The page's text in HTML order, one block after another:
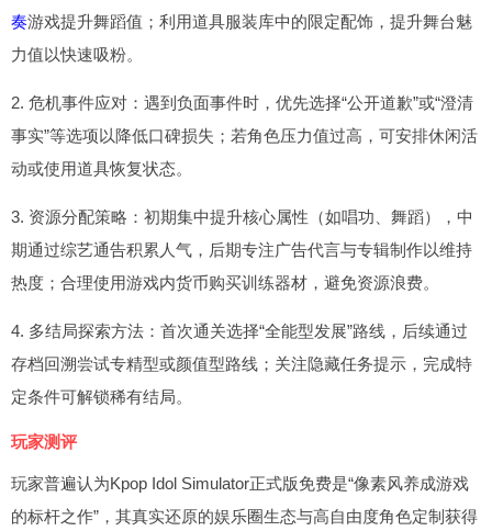
奏游戏提升舞蹈值；利用道具服装库中的限定配饰，提升舞台魅
力值以快速吸粉。
2. 危机事件应对：遇到负面事件时，优先选择“公开道歉”或“澄清
事实”等选项以降低口碑损失；若角色压力值过高，可安排休闲活
动或使用道具恢复状态。
3. 资源分配策略：初期集中提升核心属性（如唱功、舞蹈），中
期通过综艺通告积累人气，后期专注广告代言与专辑制作以维持
热度；合理使用游戏内货币购买训练器材，避免资源浪费。
4. 多结局探索方法：首次通关选择“全能型发展”路线，后续通过
存档回溯尝试专精型或颜值型路线；关注隐藏任务提示，完成特
定条件可解锁稀有结局。
玩家测评
玩家普遍认为Kpop Idol Simulator正式版免费是“像素风养成游戏
的标杆之作”，其真实还原的娱乐圈生态与高自由度角色定制获得